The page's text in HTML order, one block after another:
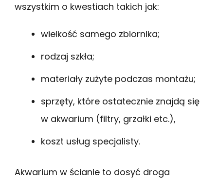
wszystkim o kwestiach takich jak:
wielkość samego zbiornika;
rodzaj szkła;
materiały zużyte podczas montażu;
sprzęty, które ostatecznie znajdą się
w akwarium (filtry, grzałki etc.),
koszt usług specjalisty.
Akwarium w ścianie to dosyć droga